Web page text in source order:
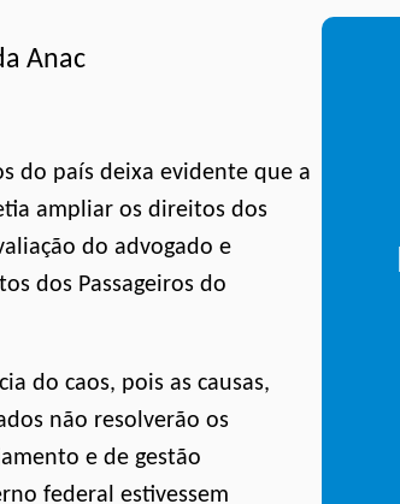
Anac
do país deixa evidente que a
ampliar os direitos dos
do advogado e
dos Passageiros do
do caos, pois as causas,
não resolverão os
e de gestão
federal estivessem